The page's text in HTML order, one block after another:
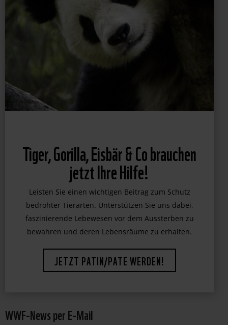
Tiger, Gorilla, Eisbär & Co brauchen
jetzt Ihre Hilfe!
Leisten Sie einen wichtigen Beitrag zum Schutz
bedrohter Tierarten. Unterstützen Sie uns dabei,
faszinierende Lebewesen vor dem Aussterben zu
bewahren und deren Lebensräume zu erhalten.
JETZT PATIN/PATE WERDEN!
WWF-News per E-Mail